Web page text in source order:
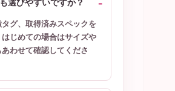
選びやすいですか？
グ、取得済みスペックを
じめての場合はサイズや
わせて確認してくださ